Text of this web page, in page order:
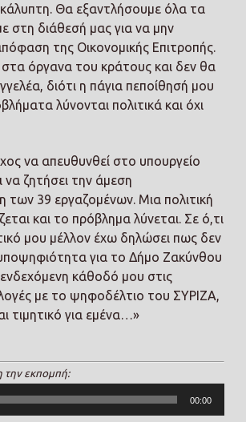
Θα εξαντλήσουμε όλα τα
στη διάθεσή μας για να μην
της Οικονομικής Επιτροπής.
όργανα του κράτους και δεν θα
διότι η πάγια πεποίθησή μου
λύνονται πολιτικά και όχι
να απευθυνθεί στο υπουργείο
να ζητήσει την άμεση
των 39 εργαζομένων. Μια πολιτική
και το πρόβλημα λύνεται. Σε ό,τι
μου μέλλον έχω δηλώσει πως δεν
για το Δήμο Ζακύνθου
κάθοδό μου στις
με το ψηφοδέλτιο του ΣΥΡΙΖΑ,
τιμητικό για εμένα…»
την εκπομπή:
00:00